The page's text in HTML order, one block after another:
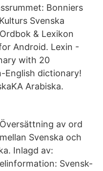
Bonniers
Svenska
& Lexikon
Android. Lexin -
with 20
English dictionary!
Arabiska.
Översättning av ord
mellan Svenska och
Inlagd av:
Svensk-